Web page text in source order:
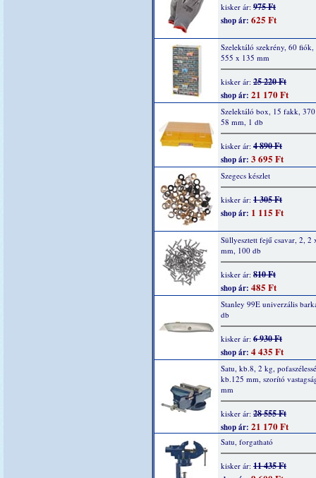
kisker ár: 975 Ft
shop ár: 625 Ft
Szelektáló szekrény, 60
555 x 135 mm
kisker ár: 25 220 Ft
shop ár: 21 170 Ft
Szelektáló box, 15 fakk,
58 mm, 1 db
kisker ár: 4 890 Ft
shop ár: 3 695 Ft
Szegecs készlet
kisker ár: 1 305 Ft
shop ár: 1 115 Ft
Süllyesztett fejű csavar, 2, 2
mm, 100 db
kisker ár: 810 Ft
shop ár: 485 Ft
Stanley 99E univerzális
db
kisker ár: 6 930 Ft
shop ár: 4 435 Ft
Satu, kb.8, 2 kg,
kb.125 mm, szorító
mm
kisker ár: 28 555 Ft
shop ár: 21 170 Ft
Satu, forgatható
kisker ár: 11 435 Ft